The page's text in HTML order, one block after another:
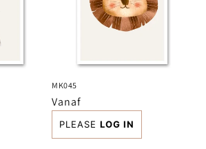
MK045
Normale
prijs
Vanaf
PLEASE LOG IN